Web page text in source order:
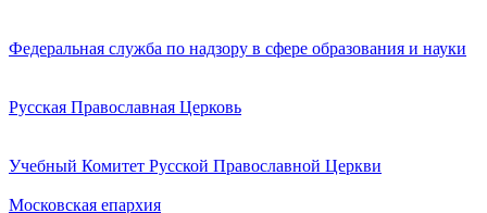
Федеральная служба по надзору в сфере образования и науки
Русская Православная Церковь
Учебный Комитет Русской Православной Церкви
Московская епархия